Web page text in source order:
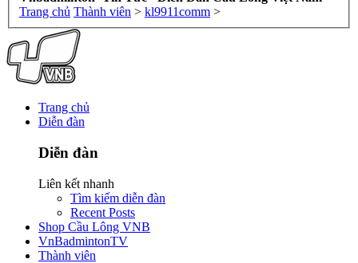
Trang chủ Thành viên > kl9911comm >
Trang chủ
Diễn đàn
Diễn đàn
Liên kết nhanh
Tìm kiếm diễn đàn
Recent Posts
Shop Cầu Lông VNB
VnBadmintonTV
Thành viên